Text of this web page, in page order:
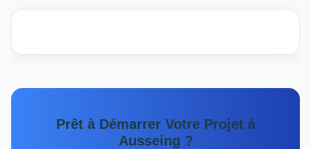
Prêt à Démarrer Votre Projet à
Ausseing ?